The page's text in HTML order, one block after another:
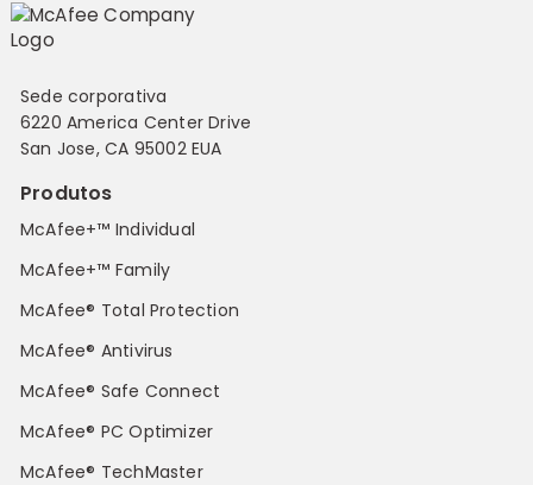
Sede corporativa
6220 America Center Drive
San Jose, CA 95002 EUA
Produtos
McAfee+™ Individual
McAfee+™ Family
McAfee® Total Protection
McAfee® Antivirus
McAfee® Safe Connect
McAfee® PC Optimizer
McAfee® TechMaster